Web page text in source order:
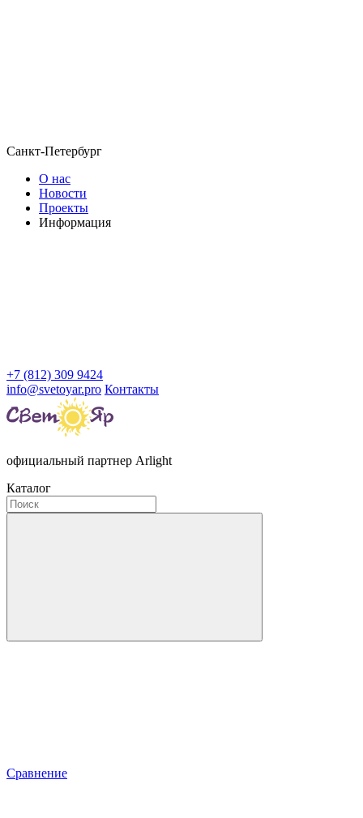
Санкт-Петербург
О нас
Новости
Проекты
Информация
+7 (812) 309 9424
info@svetoyar.pro Контакты
официальный партнер Arlight
Каталог
Сравнение